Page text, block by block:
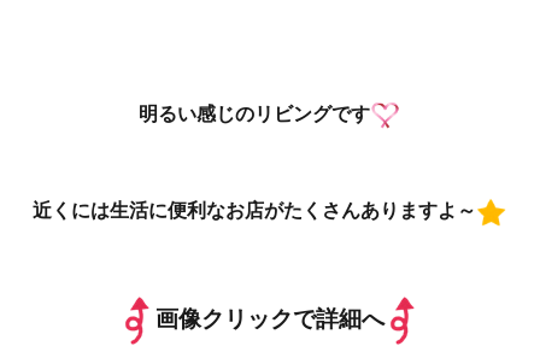
明るい感じのリビングです
近くには生活に便利なお店がたくさんありますよ～
画像クリックで詳細へ